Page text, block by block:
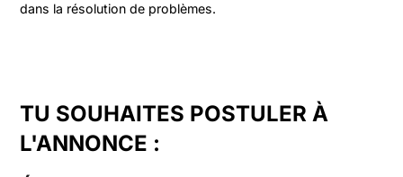
dans la résolution de problèmes.
TU SOUHAITES POSTULER À
L'ANNONCE :